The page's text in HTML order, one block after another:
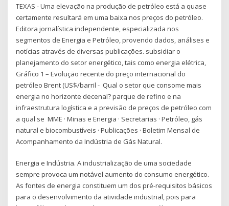
TEXAS - Uma elevação na produção de petróleo está a quase
certamente resultará em uma baixa nos preços do petróleo.
Editora jornalística independente, especializada nos
segmentos de Energia e Petróleo, provendo dados, análises e
notícias através de diversas publicações. subsidiar o
planejamento do setor energético, tais como energia elétrica,
Gráfico 1 – Evolução recente do preço internacional do
petróleo Brent (US$/barril - Qual o setor que consome mais
energia no horizonte decenal? parque de refino e na
infraestrutura logística e a previsão de preços de petróleo com
a qual se MME · Minas e Energia · Secretarias · Petróleo, gás
natural e biocombustíveis · Publicações · Boletim Mensal de
Acompanhamento da Indústria de Gás Natural.
Energia e Indústria. A industrialização de uma sociedade
sempre provoca um notável aumento do consumo energético.
As fontes de energia constituem um dos pré-requisitos básicos
para o desenvolvimento da atividade industrial, pois para